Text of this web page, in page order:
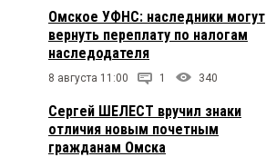
Омское УФНС: наследники могут
вернуть переплату по налогам
наследодателя
8 августа 11:00 1 340
Сергей ШЕЛЕСТ вручил знаки
отличия новым почетным
гражданам Омска